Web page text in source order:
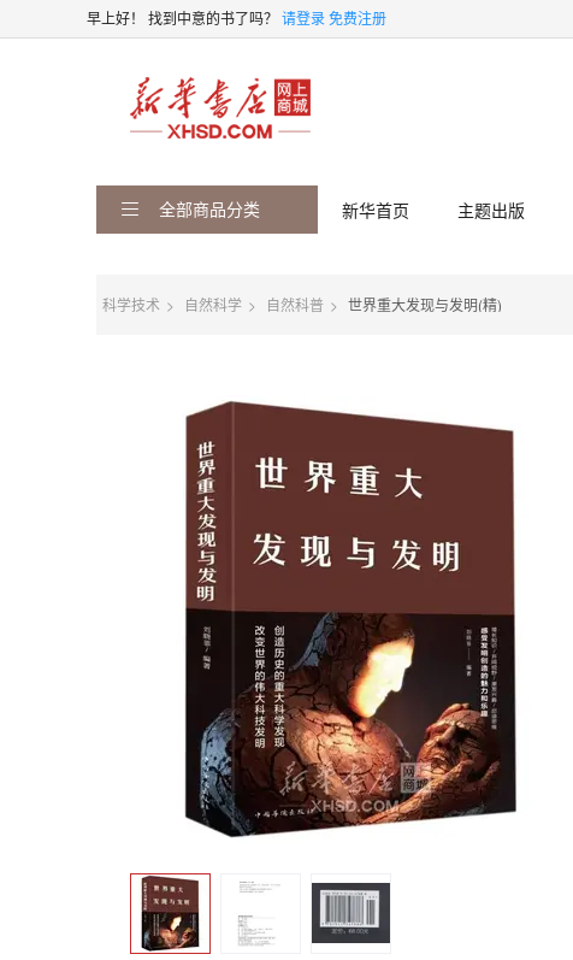
早上好！ 找到中意的书了吗？ 请登录免费注册
全部商品分类 新华首页 主题出版
科学技术 自然科学 自然科普 世界重大发现与发明(精)